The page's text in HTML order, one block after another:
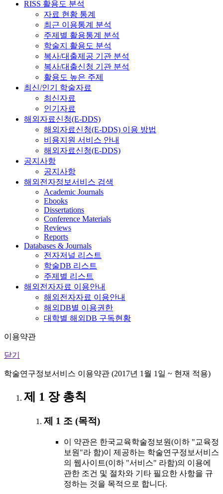
RISS 활용도 분석
자료 현황 통계
최근 이용통계 분석
주제별 활용통계 분석
학술지 활용도 분석
복사/대출제공 기관 분석
복사/대출신청 기관 분석
활용도 높은 주제
최신/인기 학술자료
최신자료
인기자료
해외자료신청(E-DDS)
해외자료신청(E-DDS) 이용 방법
비용지원 서비스 안내
해외자료신청(E-DDS)
공지사항
공지사항
해외전자정보서비스 검색
Academic Journals
Ebooks
Dissertations
Conference Materials
Reviews
Reports
Databases & Journals
전자저널 리스트
학술DB 리스트
주제별 리스트
해외전자자료 이용안내
해외전자자료 이용안내
해외DB별 이용권한
대학별 해외DB 구독현황
이용약관
닫기
학술연구정보서비스 이용약관 (2017년 1월 1일 ~ 현재 적용)
제 1 장 총칙
제 1 조 (목적)
이 약관은 한국교육학술정보원(이하 "교육정
보원"라 함)이 제공하는 학술연구정보서비스
의 웹사이트(이하 "서비스" 라함)의 이용에
관한 조건 및 절차와 기타 필요한 사항을 규
정하는 것을 목적으로 합니다.